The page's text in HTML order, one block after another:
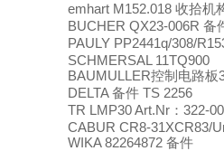
emhart M152.018 收拾机
BUCHER QX23-006R 备
PAULY PP2441q/308/
SCHMERSAL 11TQ900
BAUMULLER控制电路板
DELTA备件 TS 2256
TR LMP30 Art.Nr ： 322-
CABUR CR8-31XCR83/
WIKA 82264872 备件